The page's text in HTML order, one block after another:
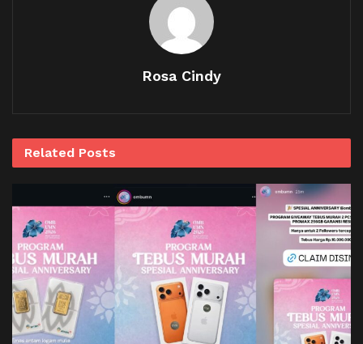
Rosa Cindy
Related Posts